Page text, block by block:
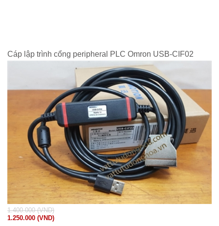
Cáp lập trình cổng peripheral PLC Omron USB-CIF02
1.400.000 (VND)
1.250.000 (VND)